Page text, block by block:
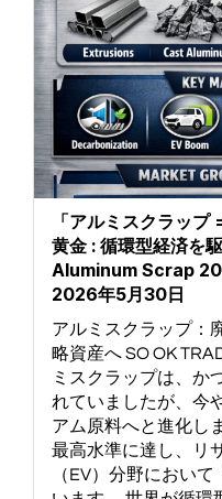
「アルミスクラッ
黄金 : 循環型経済を
Aluminum Scrap
2026年5月30日
アルミスクラップ：
略資産へ SO OK
ミスクラップは、か
れていましたが、今
アム原料へと進化し
最高水準に達し、リ
（EV）分野におい